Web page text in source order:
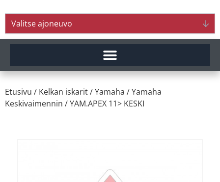
Valitse ajoneuvo
Etusivu / Kelkan iskarit/Yamaha /Yamaha
Keskivaimennin / YAM.APEX 11> KESKI